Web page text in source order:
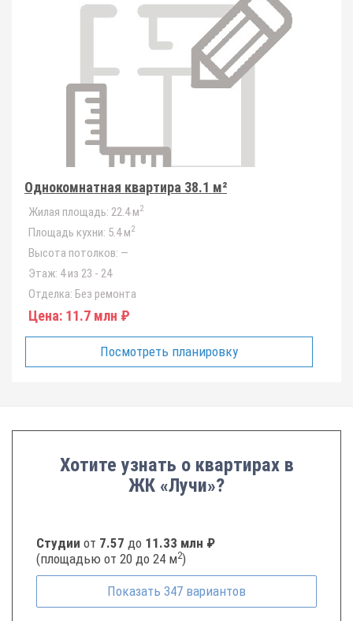
Однокомнатная квартира 38.1 м²
Жилая площадь: 22.4 м2
Площадь кухни: 5.4 м2
Высота потолков: —
Этаж: 4 из 23 - 24
Отделка: Без ремонта
Цена: 11.7 млн ₽
Посмотреть планировку
Хотите узнать о квартирах в
ЖК «Лучи»?
Студии от 7.57 до 11.33 млн ₽
(площадью от 20 до 24 м2)
Показать 347 вариантов